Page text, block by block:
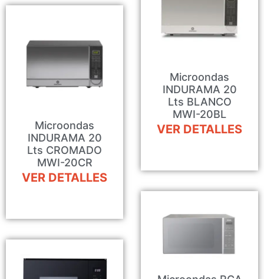
Microondas
INDURAMA 20
Lts CROMADO
MWI-20CR
VER DETALLES
Microondas
INDURAMA 20
Lts BLANCO
MWI-20BL
VER DETALLES